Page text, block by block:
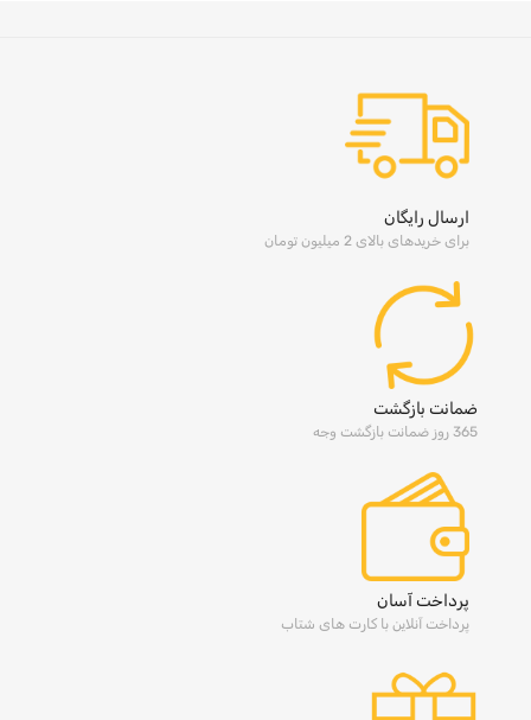
ارسال رایگان
برای خریدهای بالای 2 میلیون تومان
ضمانت بازگشت
365 روز ضمانت بازگشت وجه
پرداخت آسان
پرداخت آنلاین با کارت های شتاب